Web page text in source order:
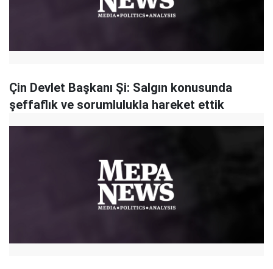
Çin Devlet Başkanı Şi: Salgın konusunda
şeffaflık ve sorumlulukla hareket ettik